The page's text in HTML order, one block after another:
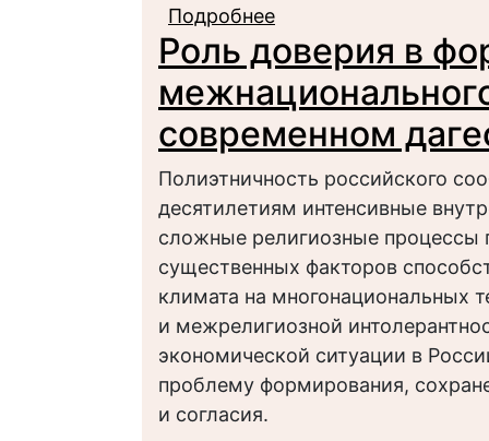
Подробнее
здравоохранения
Роль доверия в
современном
Полиэтничность российского
десятилетиям интенсивные
сложные религиозные процессы
существенных факторов
климата на многонациональных
и межрелигиозной
экономической ситуации в
проблему формирования,
и согласия.